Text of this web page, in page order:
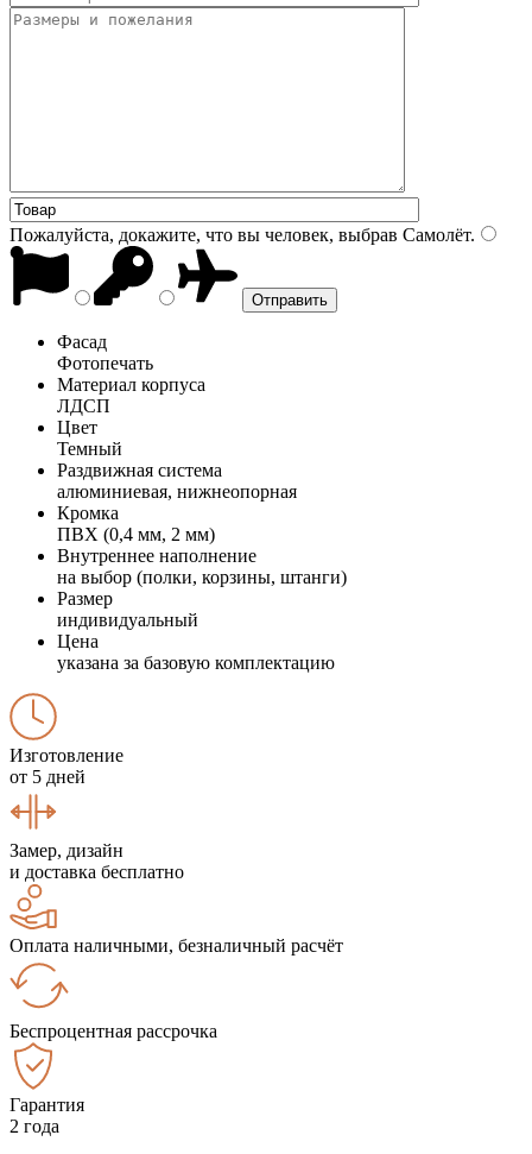
Пожалуйста, докажите, что вы человек, выбрав Самолёт.
Фасад
Фотопечать
Материал корпуса
ЛДСП
Цвет
Темный
Раздвижная система
алюминиевая, нижнеопорная
Кромка
ПВХ (0,4 мм, 2 мм)
Внутреннее наполнение
на выбор (полки, корзины, штанги)
Размер
индивидуальный
Цена
указана за базовую комплектацию
Изготовление
от 5 дней
Замер, дизайн
и доставка бесплатно
Оплата наличными, безналичный расчёт
Беспроцентная рассрочка
Гарантия
2 года